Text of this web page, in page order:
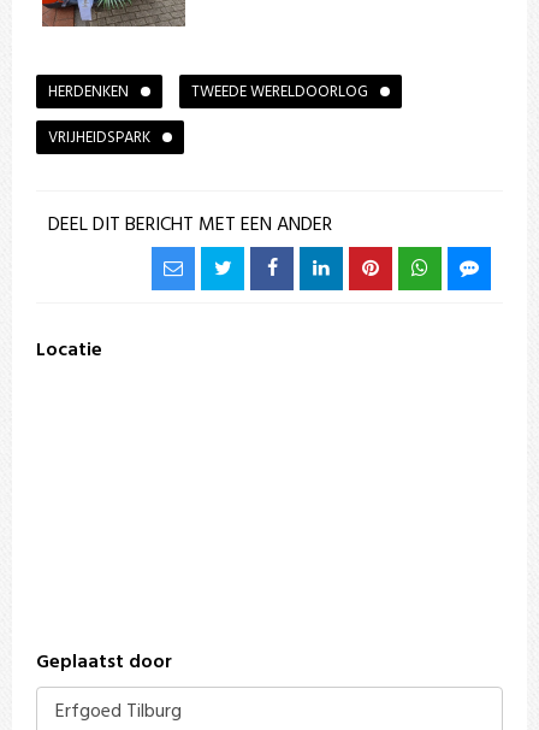
HERDENKEN
TWEEDE WERELDOORLOG
VRIJHEIDSPARK
DEEL DIT BERICHT MET EEN ANDER
Locatie
Geplaatst door
Erfgoed Tilburg